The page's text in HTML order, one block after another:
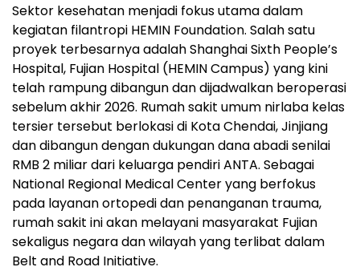
Sektor kesehatan menjadi fokus utama dalam
kegiatan filantropi HEMIN Foundation. Salah satu
proyek terbesarnya adalah Shanghai Sixth People’s
Hospital, Fujian Hospital (HEMIN Campus) yang kini
telah rampung dibangun dan dijadwalkan beroperasi
sebelum akhir 2026. Rumah sakit umum nirlaba kelas
tersier tersebut berlokasi di Kota Chendai, Jinjiang
dan dibangun dengan dukungan dana abadi senilai
RMB 2 miliar dari keluarga pendiri ANTA. Sebagai
National Regional Medical Center yang berfokus
pada layanan ortopedi dan penanganan trauma,
rumah sakit ini akan melayani masyarakat Fujian
sekaligus negara dan wilayah yang terlibat dalam
Belt and Road Initiative.